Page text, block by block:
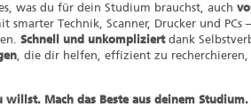
was du für dein Studium brauchst, auch
smarter Technik, Scanner, Drucker und
Schnell und unkompliziertdank
, die dir helfen, effizient zu
Mach das Beste aus deinem Studium.